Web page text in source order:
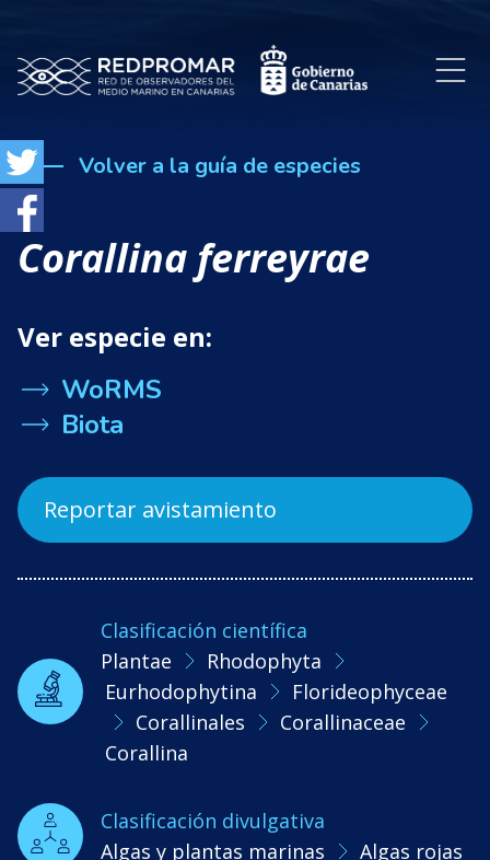
Volver a la guía de especies
Corallina ferreyrae
Ver especie en:
WoRMS
Biota
Reportar avistamiento
Clasificación científica
Plantae
Rhodophyta
Eurhodophytina
Florideophyceae
Corallinales
Corallinaceae
Corallina
Clasificación divulgativa
Algas y plantas marinas
Algas rojas